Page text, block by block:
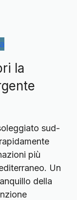
la
sud-
più
Un
della